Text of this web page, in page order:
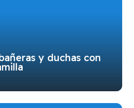
y duchas con